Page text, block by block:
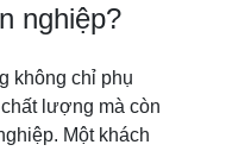
nghiệp?
không chỉ phụ
lượng mà còn
Một khách